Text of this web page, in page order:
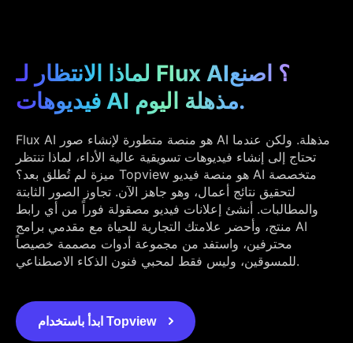
لماذا الانتظار لـ Flux AI؟ اصنع
فيديوهات AI مذهلة اليوم.
Flux AI هو منصة متطورة لإنشاء صور AI مذهلة. ولكن عندما
تحتاج إلى إنشاء فيديوهات تسويقية عالية الأداء، لماذا تنتظر
ميزة لم تُطلق بعد؟ Topview هو منصة فيديو AI متخصصة
لتحقيق نتائج أعمال، وهو جاهز الآن. تجاوز الصور الثابتة
والمطالبات. أنشئ إعلانات فيديو مصقولة فوراً من أي رابط
منتج، وأحضر علامتك التجارية للحياة مع مقدمي برامج AI
محترفين، واستفد من مجموعة أدوات مصممة خصيصاً
للمسوقين، وليس فقط لمحبي فنون الذكاء الاصطناعي.
ابدأ باستخدام Topview